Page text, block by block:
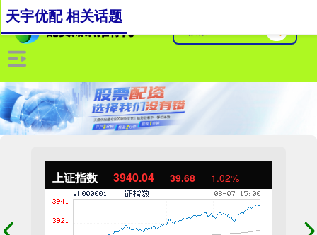
上证指数 3940.04 39.68 1.02%
天宇优配 相关话题